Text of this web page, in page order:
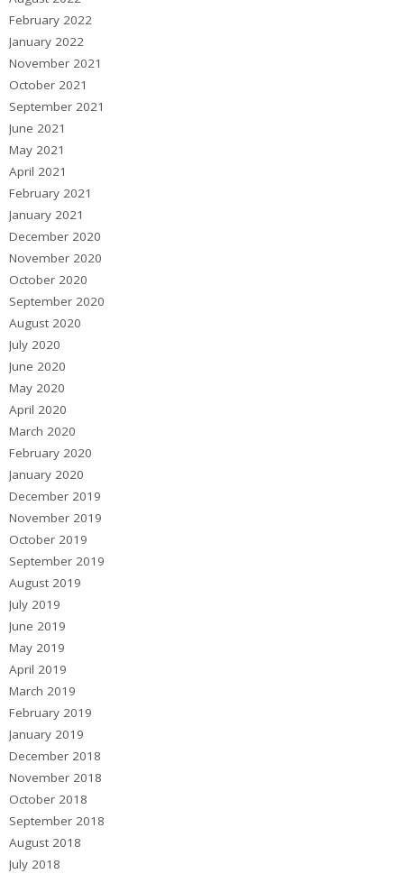
February 2022
January 2022
November 2021
October 2021
September 2021
June 2021
May 2021
April 2021
February 2021
January 2021
December 2020
November 2020
October 2020
September 2020
August 2020
July 2020
June 2020
May 2020
April 2020
March 2020
February 2020
January 2020
December 2019
November 2019
October 2019
September 2019
August 2019
July 2019
June 2019
May 2019
April 2019
March 2019
February 2019
January 2019
December 2018
November 2018
October 2018
September 2018
August 2018
July 2018